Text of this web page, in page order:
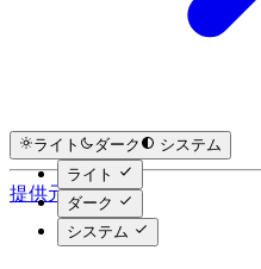
ライト ダーク
システム
ライト
ダーク
システム
提供元 Hextra